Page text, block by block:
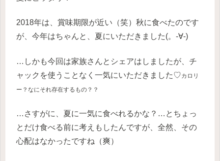
2018年は、賞味期限が近い（笑）秋に食べたのです
が、今年はちゃんと、夏にいただきました(。-∀-)
…しかも今回は家族さんとシェアはしましたが、チ
ャックを使うことなく一気にいただきました♡カロリ
ー？なにそれ存在するもの？？
…さすがに、夏に一気に食べれるかな？…とちょっ
とだけ食べる前に考えもしたんですが、 全然、その
心配はなかったですね（爽）